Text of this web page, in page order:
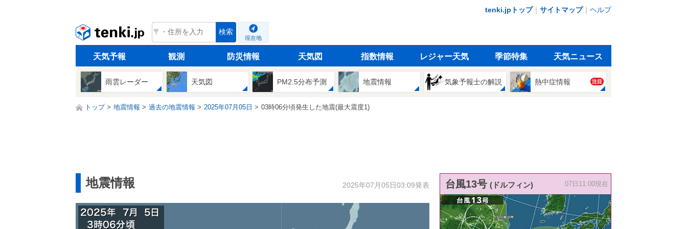
tenki.jpトップ｜ サイトマップ｜ ヘルプ
tenki.jp 検索
現在地
天気予報 観測 防災情報 天気図 指数情報 レジャー天気 季節特集 天気ニュース
雨雲レーダー 天気図 PM2.5分布予測 地震情報 気象予報士の解説 熱中症情報 注目
トップ 地震情報 過去の地震情報 2025年07月05日 03時06分頃発生した地震(最大震度1)
地震情報 2025年07月05日03:09発表 台風13号 (ドルフィン) 07日11:00現在